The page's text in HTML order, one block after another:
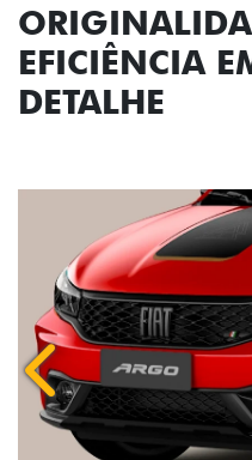
EFICIÊNCIA
DETALHE
Anterior